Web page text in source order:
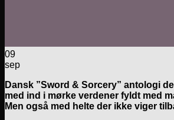
09
sep
Dansk ”Sword & Sorcery” antologi
med ind i mørke verdener fyldt med
Men også med helte der ikke viger